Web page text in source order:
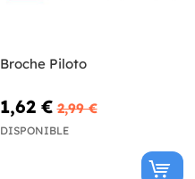
Broche Piloto
1,62 € 2,99 €
DISPONIBLE